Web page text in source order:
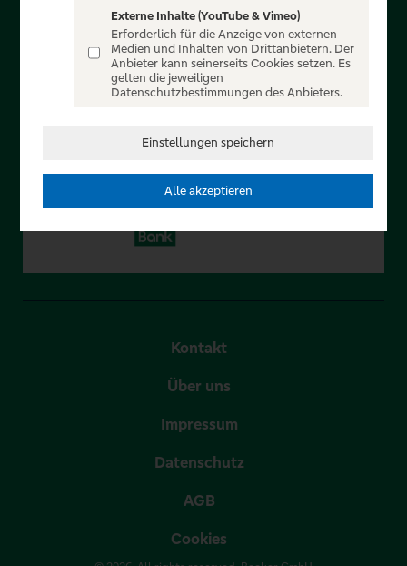
Service für alle Kunden der PSD Banken. Auf unserem
einzigartigen Portal finden Sie Tickets für atemberaubende
Konzerte, Musicals und Shows, die Fußball-Bundesliga sowie
die Champions League und die Europa League.
In Zusammenarbeit mit
Kontakt
Über uns
Impressum
Datenschutz
AGB
Cookies
Externe Inhalte (YouTube & Vimeo)
Erforderlich für die Anzeige von externen
Medien und Inhalten von Drittanbietern. Der
Anbieter kann seinerseits Cookies setzen. Es
gelten die jeweiligen
Datenschutzbestimmungen des Anbieters.
Einstellungen speichern
Alle akzeptieren